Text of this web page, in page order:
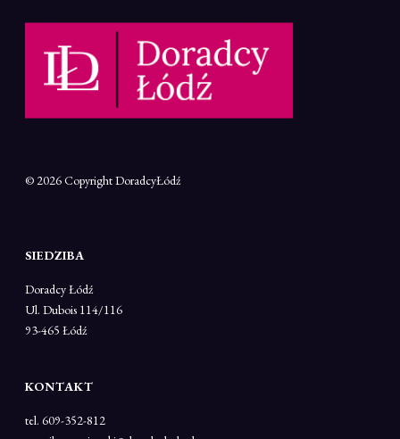
© 2026 CopyrightDoradcyŁódź
SIEDZIBA
Doradcy Łódź
Ul. Dubois 114/116
93-465 Łódź
KONTAKT
tel. 609-352-812